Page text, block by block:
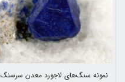
نمونه سنگ‌های لاجورد معدن سرسنگ